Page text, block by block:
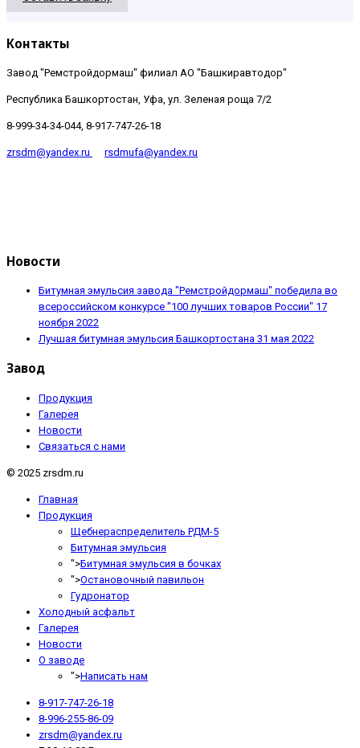
Контакты
Завод "Ремстройдормаш" филиал АО "Башкиравтодор"
Республика Башкортостан, Уфа, ул. Зеленая роща 7/2
8-999-34-34-044, 8-917-747-26-18
zrsdm@yandex.ru rsdmufa@yandex.ru
Новости
Битумная эмульсия завода "Ремстройдормаш" победила во
всероссийском конкурсе "100 лучших товаров России" 17
ноября 2022
Лучшая битумная эмульсия Башкортостана 31 мая 2022
Завод
Продукция
Галерея
Новости
Связаться с нами
© 2025 zrsdm.ru
Главная
Продукция
Щебнераспределитель РДМ-5
Битумная эмульсия
">Битумная эмульсия в бочках
">Остановочный павильон
Гудронатор
Холодный асфальт
Галерея
Новости
О заводе
">Написать нам
8-917-747-26-18
8-996-255-86-09
zrsdm@yandex.ru